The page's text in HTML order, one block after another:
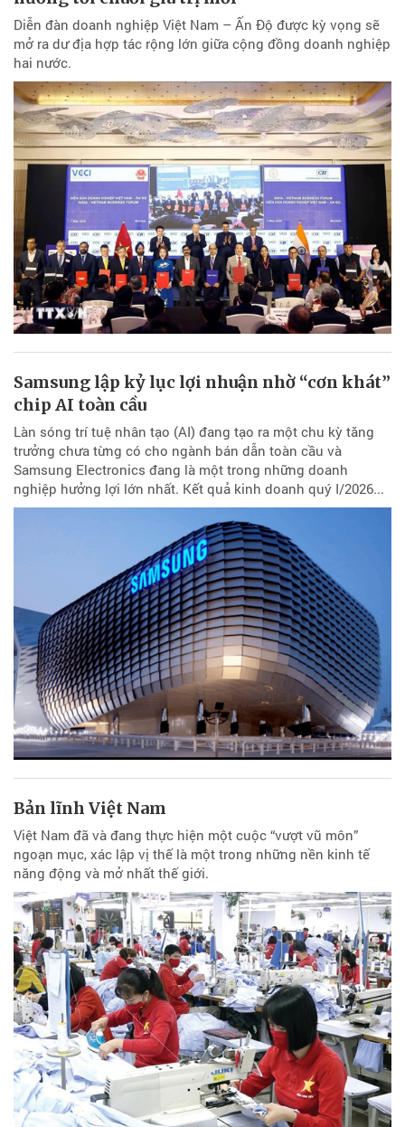
Diễn đàn doanh nghiệp Việt Nam – Ấn Độ được kỳ vọng sẽ
mở ra dư địa hợp tác rộng lớn giữa cộng đồng doanh nghiệp
hai nước.
Samsung lập kỷ lục lợi nhuận nhờ “cơn khát”
chip AI toàn cầu
Làn sóng trí tuệ nhân tạo (AI) đang tạo ra một chu kỳ tăng
trưởng chưa từng có cho ngành bán dẫn toàn cầu và
Samsung Electronics đang là một trong những doanh
nghiệp hưởng lợi lớn nhất. Kết quả kinh doanh quý I/2026...
Bản lĩnh Việt Nam
Việt Nam đã và đang thực hiện một cuộc “vượt vũ môn”
ngoạn mục, xác lập vị thế là một trong những nền kinh tế
năng động và mở nhất thế giới.